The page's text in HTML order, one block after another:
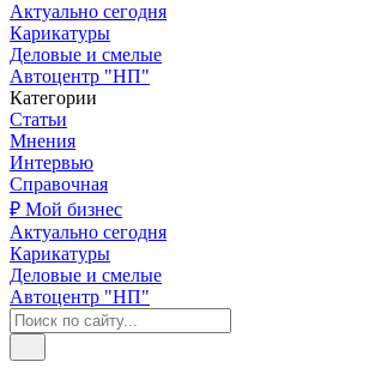
Актуально сегодня
Карикатуры
Деловые и смелые
Автоцентр "НП"
Категории
Статьи
Мнения
Интервью
Справочная
₽ Мой бизнес
Актуально сегодня
Карикатуры
Деловые и смелые
Автоцентр "НП"